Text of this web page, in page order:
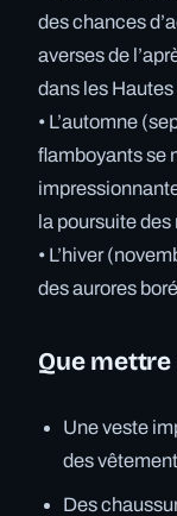
des chances
averses de
dans les Hautes
• L’automne
flamboyants se
la poursuite des
• L’hiver
des aurores
Que
Une veste
des
Des